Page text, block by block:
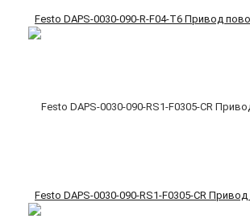
Festo DAPS-0030-090-R-F04-T6 Привод
Festo DAPS-0030-090-RS1-F0305-CR